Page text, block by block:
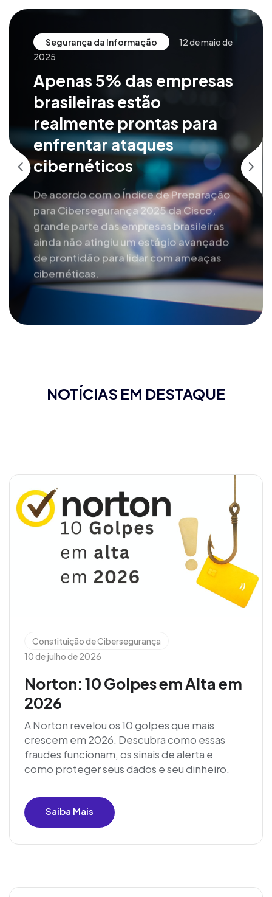
Segurança da Informação
12 de maio de
2025
Apenas 5% das empresas
brasileiras estão
realmente prontas para
enfrentar ataques
cibernéticos
De acordo com o Índice de Preparação
para Cibersegurança 2025 da Cisco,
grande parte das empresas brasileiras
ainda não atingiu um estágio avançado
de prontidão para lidar com ameaças
cibernéticas.
NOTÍCIAS EM DESTAQUE
Constituição de Cibersegurança
10 de julho de 2026
Norton: 10 Golpes em Alta em
2026
A Norton revelou os 10 golpes que mais
crescem em 2026. Descubra como essas
fraudes funcionam, os sinais de alerta e
como proteger seus dados e seu dinheiro.
Saiba Mais